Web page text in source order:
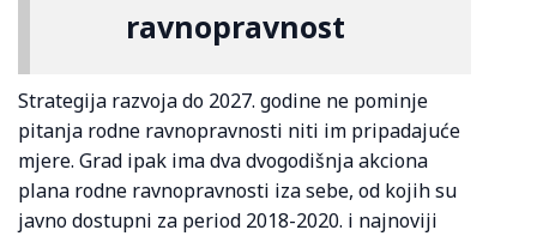
ravnopravnost
Strategija razvoja do 2027. godine ne pominje
pitanja rodne ravnopravnosti niti im pripadajuće
mjere. Grad ipak ima dva dvogodišnja akciona
plana rodne ravnopravnosti iza sebe, od kojih su
javno dostupni za period 2018-2020. i najnoviji